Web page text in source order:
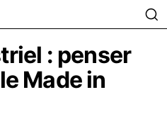
: penser
Made in